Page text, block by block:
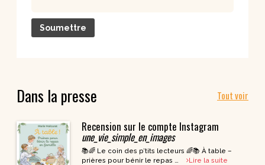
Dans la presse Tout voir
Recension sur le compte Instagram
une_vie_simple_en_images
📚🌈 Le coin des p’tits lecteurs 🌈📚 À table –
prières pour bénir le repas …
Lire la suite